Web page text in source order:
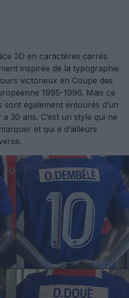
3D en caractères carrés
inspirée de la typographie
victorieux en Coupe des
1995-1996. Mais ce
sont également entourés d’un
30 ans. C’est un style qui ne
et qui a d’ailleurs